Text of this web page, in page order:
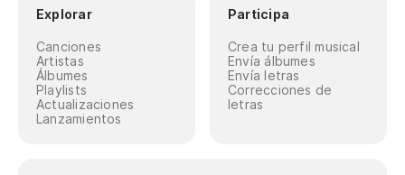
Explorar
Canciones
Artistas
Álbumes
Playlists
Actualizaciones
Lanzamientos
Participa
Crea tu perfil musical
Envía álbumes
Envía letras
Correcciones de
letras